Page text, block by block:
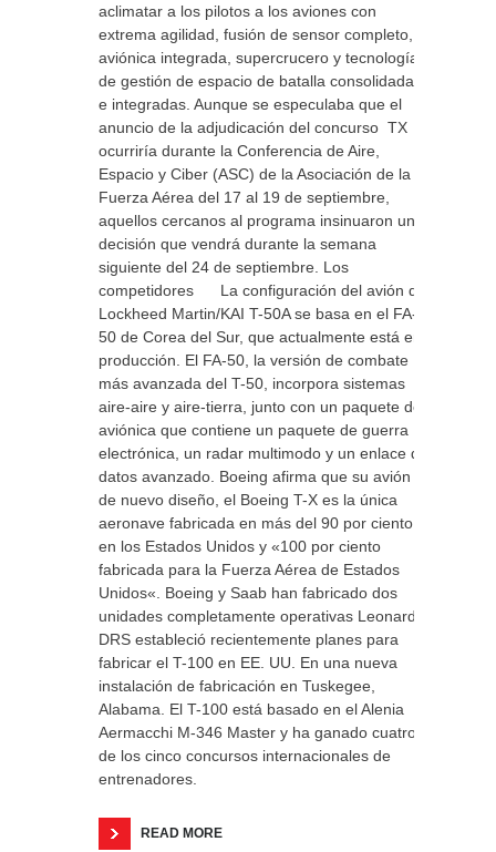
aclimatar a los pilotos a los aviones con
extrema agilidad, fusión de sensor completo,
aviónica integrada, supercrucero y tecnologías
de gestión de espacio de batalla consolidadas
e integradas. Aunque se especulaba que el
anuncio de la adjudicación del concurso TX
ocurriría durante la Conferencia de Aire,
Espacio y Ciber (ASC) de la Asociación de la
Fuerza Aérea del 17 al 19 de septiembre,
aquellos cercanos al programa insinuaron una
decisión que vendrá durante la semana
siguiente del 24 de septiembre. Los
competidores La configuración del avión de
Lockheed Martin/KAI T-50A se basa en el FA-
50 de Corea del Sur, que actualmente está en
producción. El FA-50, la versión de combate
más avanzada del T-50, incorpora sistemas
aire-aire y aire-tierra, junto con un paquete de
aviónica que contiene un paquete de guerra
electrónica, un radar multimodo y un enlace de
datos avanzado. Boeing afirma que su avión
de nuevo diseño, el Boeing T-X es la única
aeronave fabricada en más del 90 por ciento
en los Estados Unidos y «100 por ciento
fabricada para la Fuerza Aérea de Estados
Unidos«. Boeing y Saab han fabricado dos
unidades completamente operativas Leonardo
DRS estableció recientemente planes para
fabricar el T-100 en EE. UU. En una nueva
instalación de fabricación en Tuskegee,
Alabama. El T-100 está basado en el Alenia
Aermacchi M-346 Master y ha ganado cuatro
de los cinco concursos internacionales de
entrenadores.
READ MORE